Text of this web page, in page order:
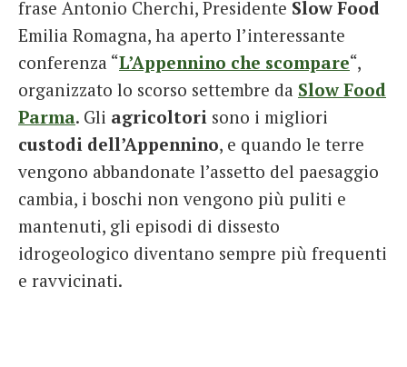
frase Antonio Cherchi, Presidente Slow Food
Emilia Romagna, ha aperto l’interessante
conferenza “L’Appennino che scompare“,
organizzato lo scorso settembre da Slow Food
Parma. Gli agricoltori sono i migliori
custodi dell’Appennino, e quando le terre
vengono abbandonate l’assetto del paesaggio
cambia, i boschi non vengono più puliti e
mantenuti, gli episodi di dissesto
idrogeologico diventano sempre più frequenti
e ravvicinati.